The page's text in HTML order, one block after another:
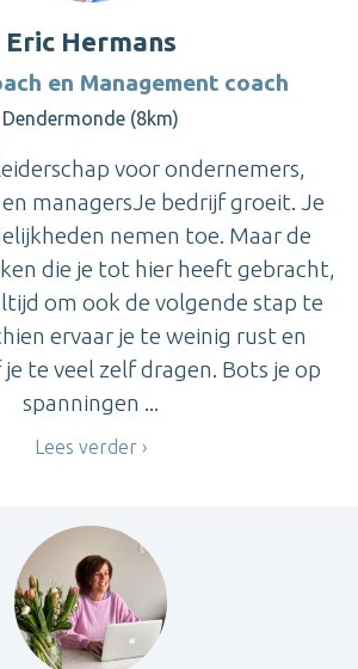
Eric Hermans
en Management coach
Dendermonde (8km)
voor ondernemers,
managersJe bedrijf groeit. Je
nemen toe. Maar de
die je tot hier heeft gebracht,
om ook de volgende stap te
ervaar je te weinig rust en
te veel zelf dragen. Bots je op
spanningen ...
Lees verder